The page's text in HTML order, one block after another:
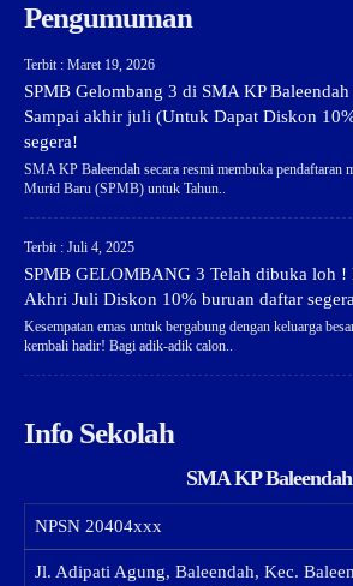
Pengumuman
Terbit : Maret 19, 2026
SPMB Gelombang 3 di SMA KP
Sampai akhir juli (Untuk Dapat Diskon
segera!
SMA KP Baleendah secara resmi membuka pendaftaran
Murid Baru (SPMB) untuk Tahun..
Terbit : Juli 4, 2025
SPMB GELOMBANG 3 Telah dibuka loh !
Akhri Juli Diskon 10% buruan daftar
Kesempatan emas untuk bergabung dengan keluarga
kembali hadir! Bagi adik-adik calon..
Info Sekolah
SMA KP Baleendah
NPSN 20404xxx
Jl. Adipati Agung, Baleendah, Kec.